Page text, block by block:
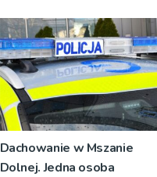
Dachowanie w Mszanie
Dolnej. Jedna osoba